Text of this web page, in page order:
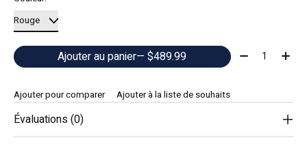
Ajouter au panier — $489.99 Quantité:
Ajouter pour comparer Ajouter à la liste de souhaits
Évaluations (0)